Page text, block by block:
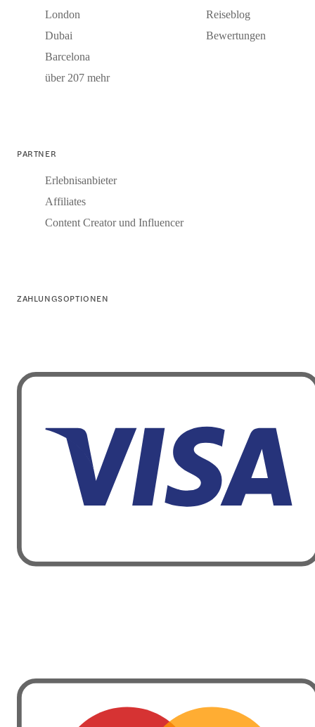
London
Dubai
Barcelona
über 207 mehr
Reiseblog
Bewertungen
PARTNER
Erlebnisanbieter
Affiliates
Content Creator und Influencer
ZAHLUNGSOPTIONEN